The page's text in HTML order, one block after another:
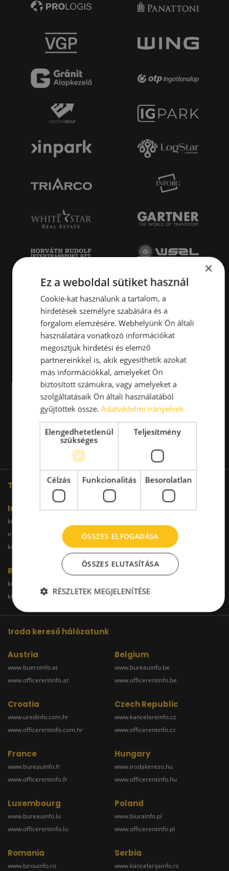
További oldalaink
Iroda
kiadoiroda.info
irodakiadobudapest.hu
kiadoirodabudaors.hu
kiadoirodagyor.hu
Raktár
kiadoraktarbudapest.hu
kiadoraktardebrecen.hu
raktarszekesfehervar.hu
Iroda kereső hálózatunk
Austria
www.bueroinfo.at
www.officerentinfo.at
Belgium
www.bureauinfo.be
www.officerentinfo.be
Croatia
www.uredinfo.com.hr
www.officerentinfo.com.hr
Czech Republic
www.kancelareinfo.cz
www.officerentinfo.cz
France
www.bureauinfo.fr
www.officerentinfo.fr
Hungary
www.irodakereso.hu
www.officerentinfo.hu
Luxembourg
www.bureauinfo.lu
www.officerentinfo.lu
Poland
www.biurainfo.pl
www.officerentinfo.pl
Romania
www.birouinfo.ro
Serbia
www.kancelarijainfo.rs
×
Ez a weboldal sütiket használ
Cookie-kat használunk a tartalom, a
hirdetések személyre szabására és a
forgalom elemzésére. Webhelyünk Ön általi
használatára vonatkozó információkat
megosztjuk hirdetési és elemző
partnereinkkel is, akik egyesíthetik azokat
más információkkal, amelyeket Ön
biztosított számukra, vagy amelyeket a
szolgáltatásaik Ön általi használatából
gyűjtöttek össze.Adatvédelmi irányelvek
Elengedhetetlenül
szükséges
Teljesítmény
Célzás Funkcionalitás Besorolatlan
ÖSSZES ELFOGADÁSA
ÖSSZES ELUTASÍTÁSA
RÉSZLETEK MEGJELENÍTÉSE